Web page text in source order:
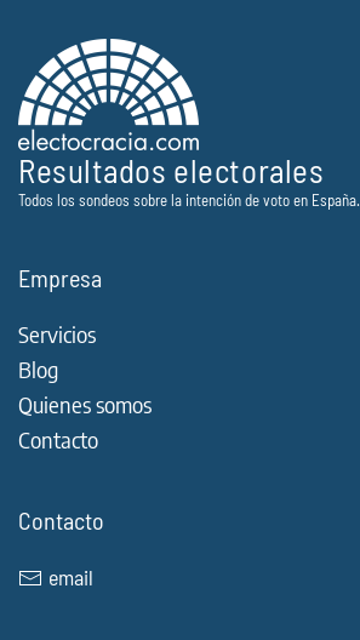
Resultados electorales
Todos los sondeos sobre la intención de voto en España.
Empresa
Servicios
Blog
Quienes somos
Contacto
Contacto
email